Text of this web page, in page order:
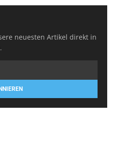
neuesten Artikel direkt in